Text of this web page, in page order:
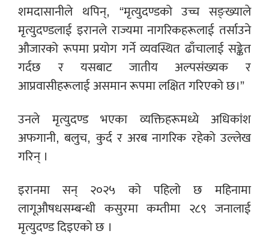
शमदासानीले थपिन्, “मृत्युदण्डको उच्च सङ्ख्याले
मृत्युदण्डलाई इरानले राज्यमा नागरिकहरूलाई तर्साउने
औजारको रूपमा प्रयोग गर्ने व्यवस्थित ढाँचालाई सङ्केत
गर्दछ र यसबाट जातीय अल्पसंख्यक र
आप्रवासीहरूलाई असमान रूपमा लक्षित गरिएको छ।”
उनले मृत्युदण्ड भएका व्यक्तिहरूमध्ये अधिकांश
अफगानी, बलुच, कुर्द र अरब नागरिक रहेको उल्लेख
गरिन् ।
इरानमा सन् २०२५ को पहिलो छ महिनामा
लागूऔषधसम्बन्धी कसुरमा कम्तीमा २८९ जनालाई
मृत्युदण्ड दिइएको छ ।